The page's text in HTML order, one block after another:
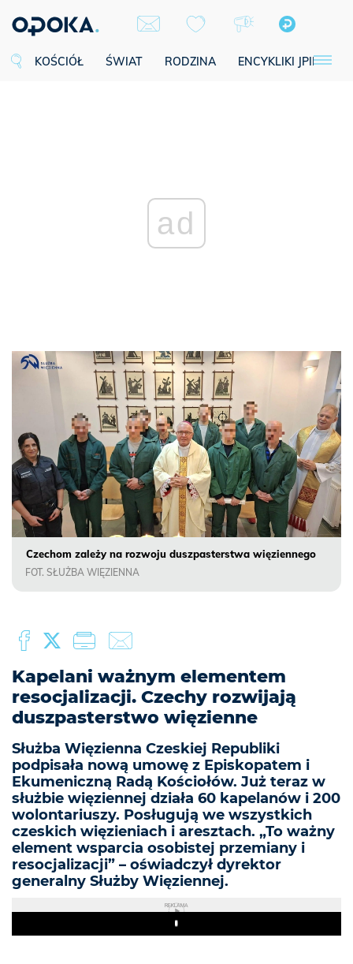
KOŚCIÓŁ ŚWIAT RODZINA ENCYKLIKI JPII
ad
Czechom zależy na rozwoju duszpasterstwa więziennego
FOT. SŁUŻBA WIĘZIENNA
Kapelani ważnym elementem
resocjalizacji. Czechy rozwijają
duszpasterstwo więzienne
Służba Więzienna Czeskiej Republiki
podpisała nową umowę z Episkopatem i
Ekumeniczną Radą Kościołów. Już teraz w
służbie więziennej działa 60 kapelanów i 200
wolontariuszy. Posługują we wszystkich
czeskich więzieniach i aresztach. „To ważny
element wsparcia osobistej przemiany i
resocjalizacji” – oświadczył dyrektor
generalny Służby Więziennej.
REKLAMA
Play